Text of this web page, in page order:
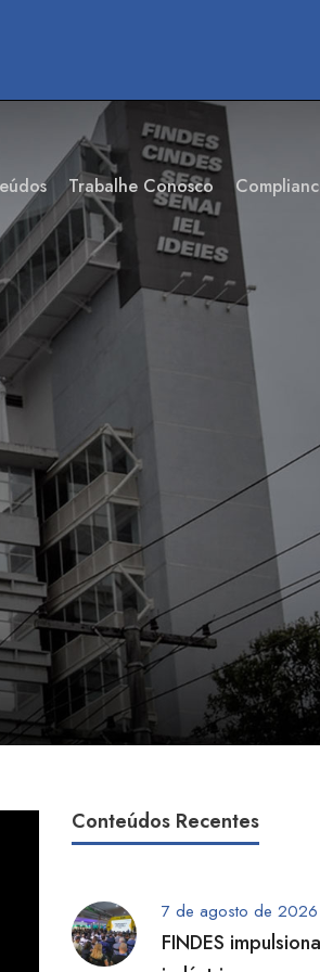
Trabalhe Conosco
Conteúdos Recentes
7 de agosto de 2026
FINDES